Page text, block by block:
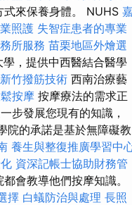
來保養身體。 NUHS
照護 失智症患者的專業
所服務 苗栗地區外燴選
，提供中西醫結合醫學
新竹撥筋技術 西南治療藝
按摩 按摩療法的需求正
步發展您現有的知識，
院的承諾是基於無障礙教
養生與整復推廣學習中
資深記帳士協助財務管
會教導他們按摩知識。
擇 白蟻防治與處理 長照